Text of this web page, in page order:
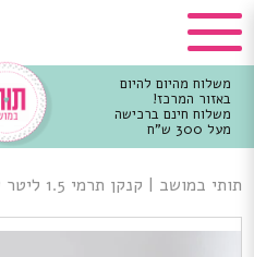
משלוח מהיום להיום
באזור המרכז!
משלוח חינם ברכישה
מעל 300 ש"ח
מרכזי
תותי במושב | קנקן תרמי 1.5 ליטר שנהב